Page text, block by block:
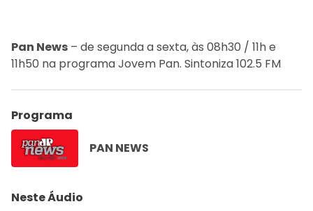
Pan News – de segunda a sexta, às 08h30 / 11h e
11h50 na programa Jovem Pan. Sintoniza 102.5 FM
Programa
PAN NEWS
Neste Áudio